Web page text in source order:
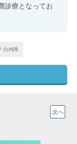
診療となってお
白内障
次へ